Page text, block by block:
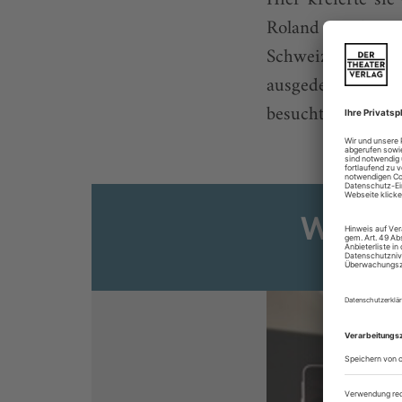
Roland April
Schweiz hat
ausgedehnte
besuchte sie